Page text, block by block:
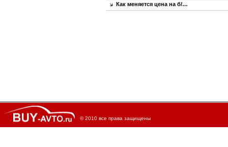
Как меняется цена на б/…
© 2010 все права защищены